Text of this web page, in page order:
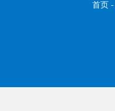
首页 -